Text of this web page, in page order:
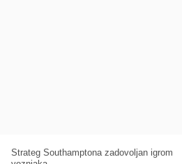
Strateg Southamptona zadovoljan igrom